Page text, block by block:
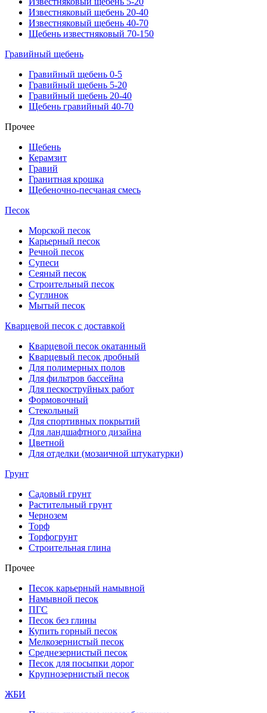
Известняковый щебень 20-40
Известняковый щебень 40-70
Щебень известняковый 70-150
Гравийный щебень
Гравийный щебень 0-5
Гравийный щебень 5-20
Гравийный щебень 20-40
Щебень гравийный 40-70
Прочее
Щебень
Керамзит
Гравий
Гранитная крошка
Щебеночно-песчаная смесь
Песок
Морской песок
Карьерный песок
Речной песок
Супеси
Сеяный песок
Строительный песок
Суглинок
Мытый песок
Кварцевой песок с доставкой
Кварцевой песок окатанный
Кварцевый песок дробный
Для полимерных полов
Для фильтров бассейна
Для пескоструйных работ
Формовочный
Стекольный
Для спортивных покрытий
Для ландшафтного дизайна
Цветной
Для отделки (мозаичной штукатурки)
Грунт
Садовый грунт
Растительный грунт
Чернозем
Торф
Торфогрунт
Строительная глина
Прочее
Песок карьерный намывной
Намывной песок
ПГС
Песок без глины
Купить горный песок
Мелкозернистый песок
Среднезернистый песок
Песок для посыпки дорог
Крупнозернистый песок
ЖБИ